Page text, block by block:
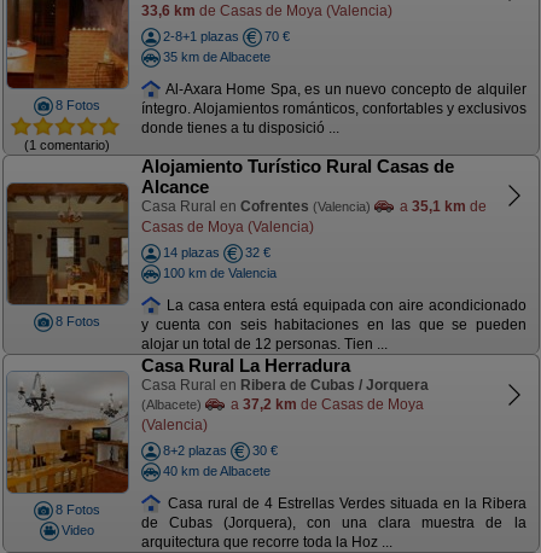
8 Fotos
(1 comentario)
33,6 km de Casas de Moya (Valencia)
2-8+1 plazas
70 €
35 km de Albacete
Al-Axara Home Spa, es un nuevo concepto de alquiler
íntegro. Alojamientos románticos, confortables y exclusivos
donde tienes a tu disposició ...
8 Fotos
Alojamiento Turístico Rural Casas de
Alcance
Casa Rural en Cofrentes (Valencia) a 35,1 km de
Casas de Moya (Valencia)
14 plazas
32 €
100 km de Valencia
La casa entera está equipada con aire acondicionado
y cuenta con seis habitaciones en las que se pueden
alojar un total de 12 personas. Tien ...
8 Fotos
Video
Casa Rural La Herradura
Casa Rural en Ribera de Cubas / Jorquera
(Albacete) a 37,2 km de Casas de Moya
(Valencia)
8+2 plazas
30 €
40 km de Albacete
Casa rural de 4 Estrellas Verdes situada en la Ribera
de Cubas (Jorquera), con una clara muestra de la
arquitectura que recorre toda la Hoz ...